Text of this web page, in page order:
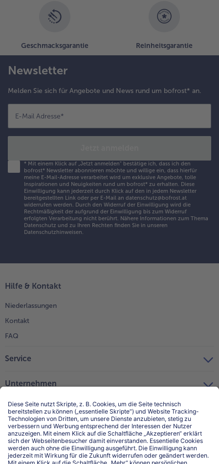
Geschmacksgarantie Reinheitsgarantie
Newsletter
Melden Sie sich für Angebote und News rund um bofrost* an.
E-Mail Adresse*
* Mit einem Klick auf „Jetzt anmelden" bestätige ich, dass ich den
bofrost* Newsletter abonnieren möchte und willige ein, dass hierfür
meine E-Mail-Adresse verarbeitet wird um exklusive Angebote, tolle
Inspirationen und Neuigkeiten rund um bofrost* zu erhalten. Diese
Einwilligung kann jederzeit durch Klick auf den in jedem Newsletter
bereitgestellten Link oder per E-Mail an datenschutz@bofrost.at
widerrufen werden. Durch den Widerruf der Einwilligung wird die
Rechtmäßigkeit der aufgrund der Einwilligung bis zum Widerruf
erfolgten Verarbeitung nicht berührt. Nähere Informationen zum Thema
Datenschutz und zu Ihren Rechten finden Sie in unseren
Datenschutzhinweisen.
Hilfe & Kontakt
Niederlassungen
Kontakt
FAQ
Service
Unternehmen
Über uns